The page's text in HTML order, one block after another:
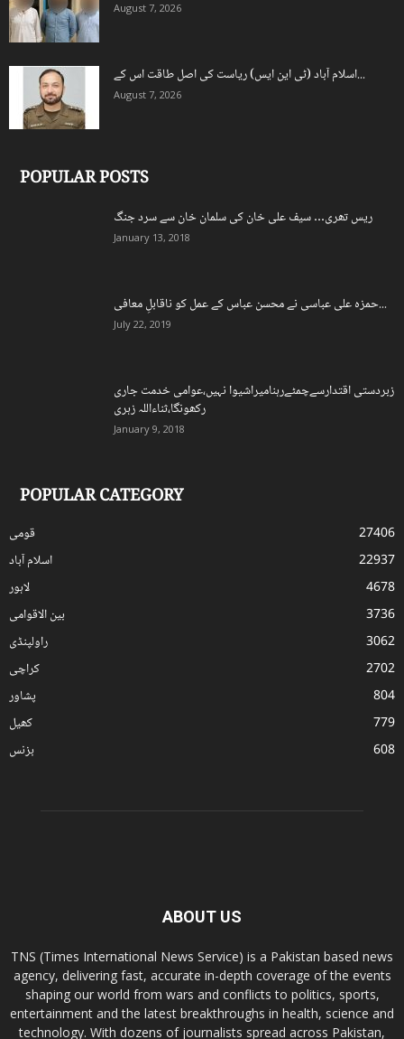
August 7, 2026
اسلام آباد (ٹی این ایس) ریاست کی اصل طاقت اس کے...
August 7, 2026
POPULAR POSTS
ریس تھری… سیف علی خان کی سلمان خان سے سرد جنگ
January 13, 2018
حمزہ علی عباسی نے محسن عباس کے عمل کو ناقابلِ معافی...
July 22, 2019
زبردستی اقتدارسےچمٹےرہنامیراشیوا نہیں،عوامی خدمت جاری
رکھونگا،ثناءاللہ زہری
January 9, 2018
POPULAR CATEGORY
قومی
27406
اسلام آباد
22937
لاہور
4678
بین الاقوامی
3736
راولپنڈی
3062
کراچی
2702
پشاور
804
کھیل
779
بزنس
608
ABOUT US
TNS (Times International News Service) is a Pakistan based news
agency, delivering fast, accurate in-depth coverage of the events
shaping our world from wars and conflicts to politics, sports,
entertainment and the latest breakthroughs in health, science and
technology. With dozens of journalists spread across Pakistan,